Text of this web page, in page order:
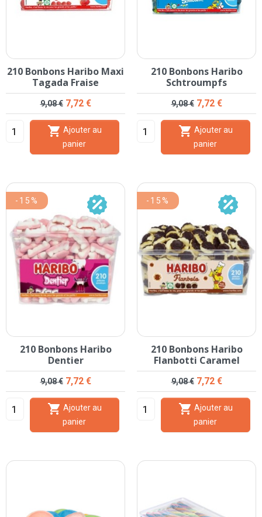
210 Bonbons Haribo Maxi
Tagada Fraise
Prix de base
9,08 € Prix
7,72 €

panier
210 Bonbons Haribo
Schtroumpfs
Prix de base
9,08 € Prix
7,72 €

panier
210 Bonbons Haribo
Dentier
Prix de base
9,08 € Prix
7,72 €

panier
-15%
210 Bonbons Haribo
Flanbotti Caramel
Prix de base
9,08 € Prix
7,72 €

panier
-15%